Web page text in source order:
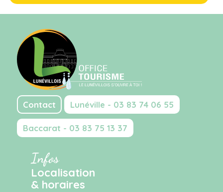
Contact Lunéville - 03 83 74 06 55
Baccarat - 03 83 75 13 37
Infos
Localisation
& horaires